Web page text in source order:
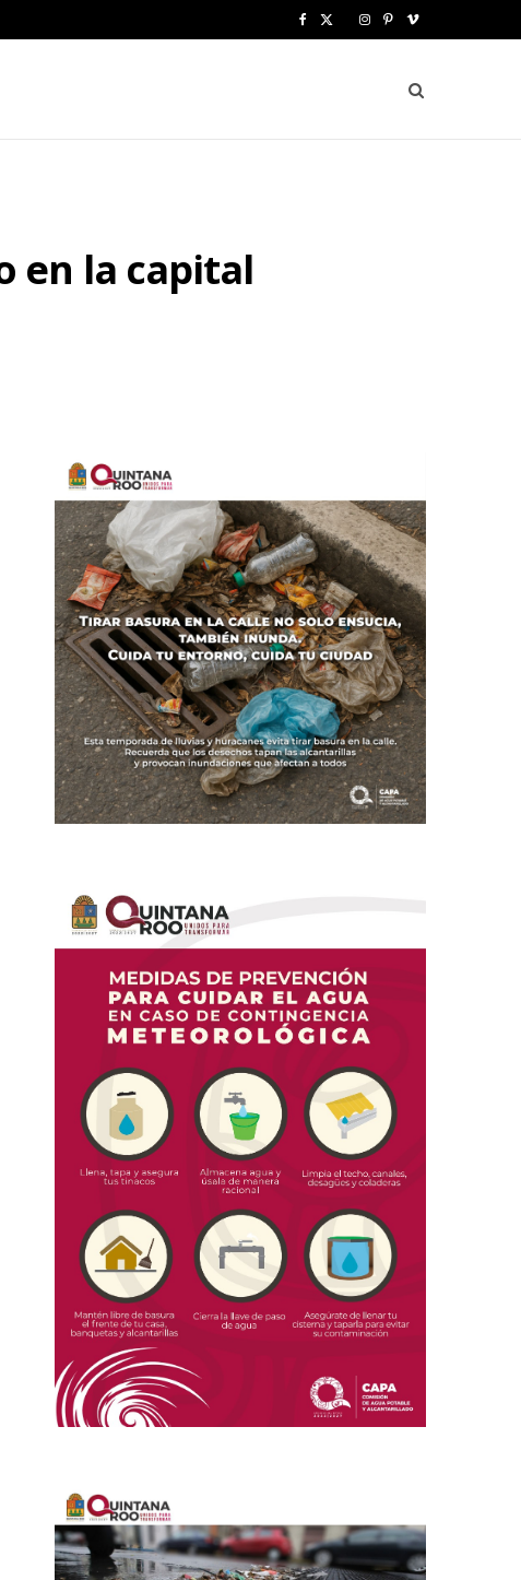
e w
I
t
P
t
V
m
e
en la capital